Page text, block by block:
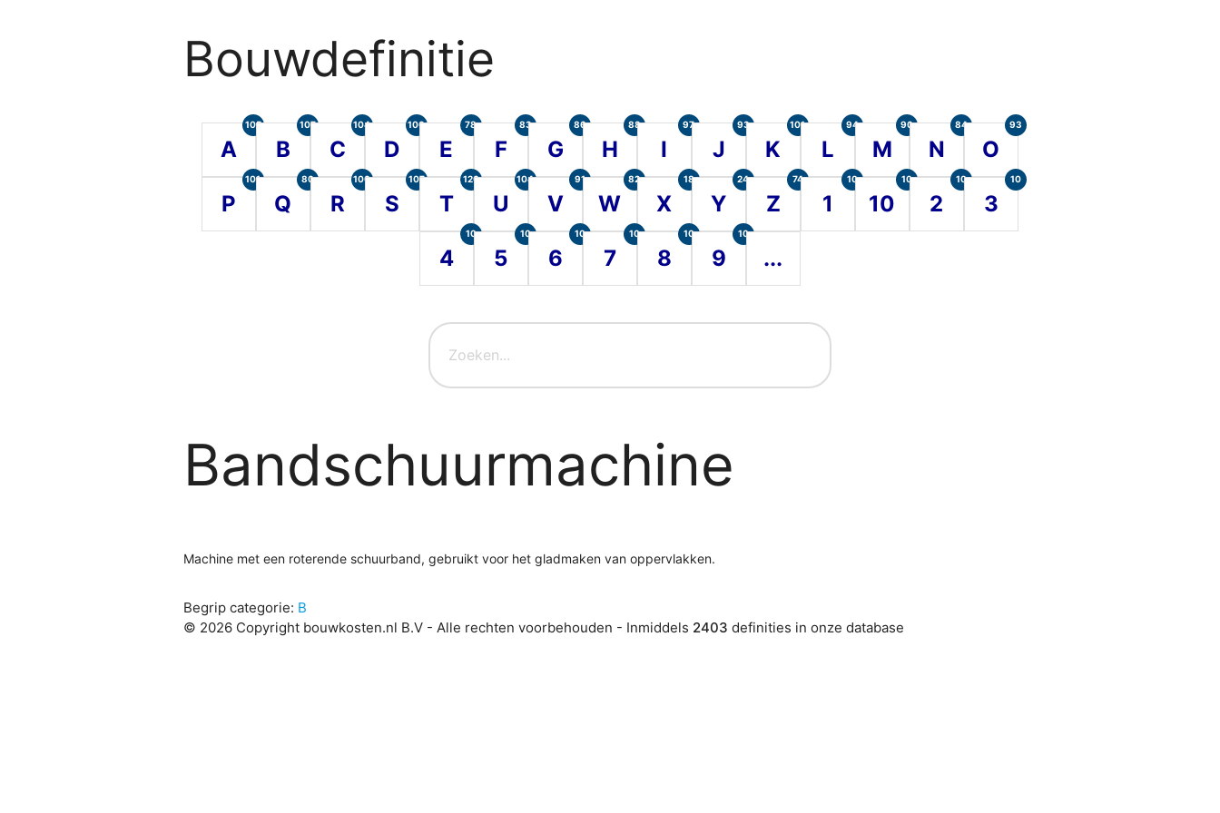
Bouwdefinitie
A
105
B
107
C
104
D
100
E
78
F
83
G
86
H
88
I
97
J
93
K
101
L
94
M
90
N
84
O
93
P
101
Q
80
R
100
S
107
T
120
U
104
V
91
W
82
X
18
Y
24
Z
74
1
10
10
10
2
10
3
10
4
10
5
10
6
10
7
10
8
10
9
10
...
Bandschuurmachine
Machine met een roterende schuurband, gebruikt voor het gladmaken van oppervlakken.
Begrip categorie: B
© 2026 Copyright bouwkosten.nl B.V - Alle rechten voorbehouden - Inmiddels 2403 definities in onze database